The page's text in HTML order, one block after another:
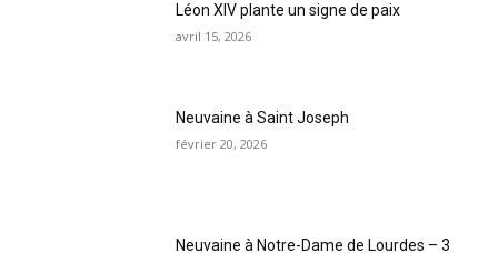
Léon XIV plante un signe de paix
avril 15, 2026
Neuvaine à Saint Joseph
février 20, 2026
Neuvaine à Notre-Dame de Lourdes – 3